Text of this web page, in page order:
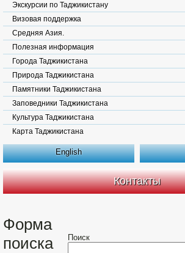
Экскурсии по Таджикистану
Визовая поддержка
Средняя Азия.
Полезная информация
Города Таджикистана
Природа Таджикистана
Памятники Таджикистана
Заповедники Таджикистана
Культура Таджикистана
Карта Таджикистана
English
Контакты
Форма
поиска
Поиск